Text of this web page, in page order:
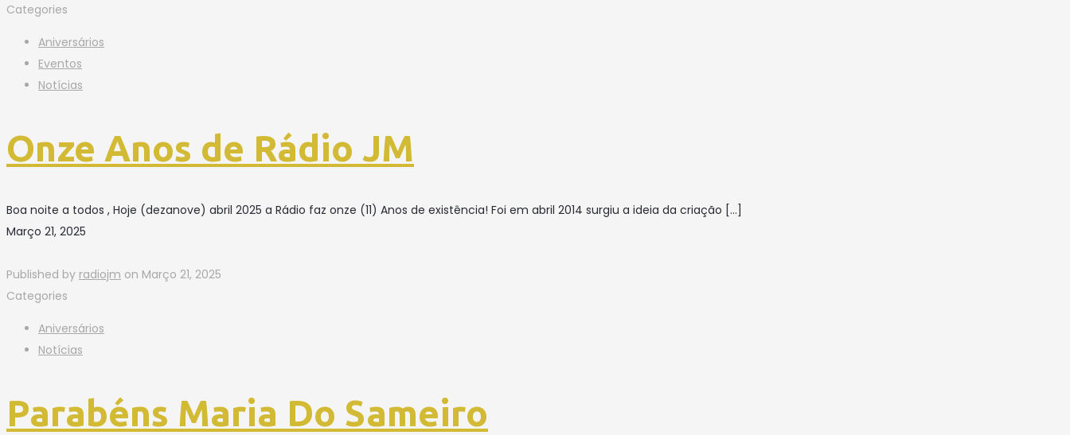
Categories
Aniversários
Eventos
Notícias
Onze Anos de Rádio JM
Boa noite a todos , Hoje (dezanove) abril 2025 a Rádio faz onze (11) Anos de existência! Foi em abril 2014 surgiu a ideia da criação […]
Março 21, 2025
Published by radiojm on Março 21, 2025
Categories
Aniversários
Notícias
Parabéns Maria Do Sameiro